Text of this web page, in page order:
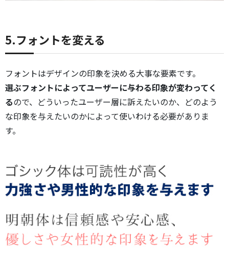
5.フォントを変える
フォントはデザインの印象を決める大事な要素です。
選ぶフォントによってユーザーに与わる印象が変わってく
るので、どういったユーザー層に訴えたいのか、どのよう
な印象を与えたいのかによって使いわける必要がありま
す。